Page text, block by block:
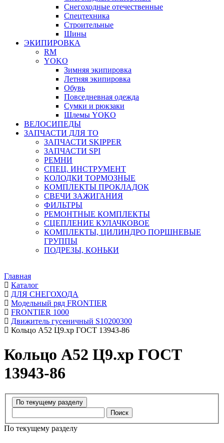
Снегоходные отечественные
Спецтехника
Строительные
Шины
ЭКИПИРОВКА
RM
YOKO
Зимняя экипировка
Летняя экипировка
Обувь
Повседневная одежда
Сумки и рюкзаки
Шлемы YOKO
ВЕЛОСИПЕДЫ
ЗАПЧАСТИ ДЛЯ ТО
ЗАПЧАСТИ SKIPPER
ЗАПЧАСТИ SPI
РЕМНИ
СПЕЦ. ИНСТРУМЕНТ
КОЛОДКИ ТОРМОЗНЫЕ
КОМПЛЕКТЫ ПРОКЛАДОК
СВЕЧИ ЗАЖИГАНИЯ
ФИЛЬТРЫ
РЕМОНТНЫЕ КОМПЛЕКТЫ
СЦЕПЛЕНИЕ КУЛАЧКОВОЕ
КОМПЛЕКТЫ, ЦИЛИНДРО ПОРШНЕВЫЕ
ГРУППЫ
ПОДРЕЗЫ, КОНЬКИ
Главная
Каталог
ДЛЯ СНЕГОХОДА
Модельный ряд FRONTIER
FRONTIER 1000
Движитель гусеничный S10200300
Кольцо A52 Ц9.хр ГОСТ 13943-86
Кольцо A52 Ц9.хр ГОСТ
13943-86
Поиск
По текущему разделу